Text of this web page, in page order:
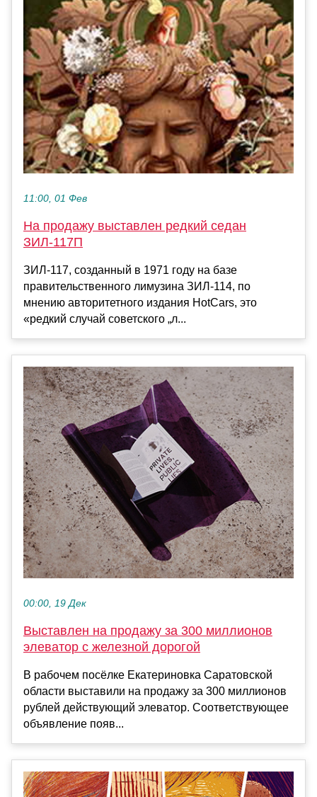
11:00, 01 Фев
На продажу выставлен редкий седан
ЗИЛ-117П
ЗИЛ-117, созданный в 1971 году на базе
правительственного лимузина ЗИЛ-114, по
мнению авторитетного издания HotCars, это
«редкий случай советского „л...
00:00, 19 Дек
Выставлен на продажу за 300 миллионов
элеватор с железной дорогой
В рабочем посёлке Екатериновка Саратовской
области выставили на продажу за 300 миллионов
рублей действующий элеватор. Соответствующее
объявление появ...